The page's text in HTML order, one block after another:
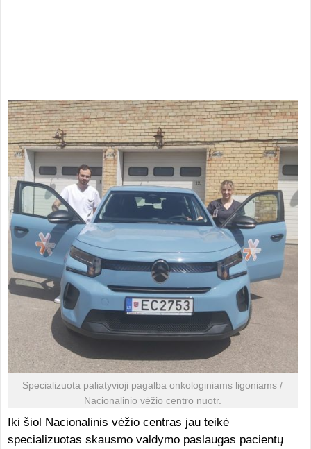
Specializuota paliatyvioji pagalba onkologiniams ligoniams /
Nacionalinio vėžio centro nuotr.
Iki šiol Nacionalinis vėžio centras jau teikė
specializuotas skausmo valdymo paslaugas pacientų